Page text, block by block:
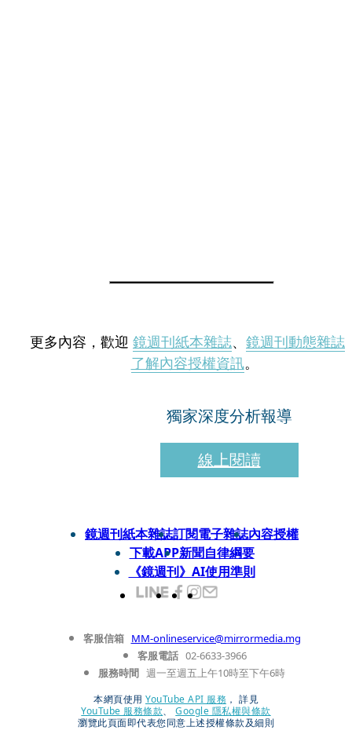
更多內容，歡迎 鏡週刊紙本雜誌、 鏡週刊動態雜誌
了解內容授權資訊。
獨家深度分析報導
線上閱讀
鏡週刊紙本雜誌訂閱電子雜誌內容授權
下載APP新聞自律綱要
《鏡週刊》AI使用準則
客服信箱 MM-onlineservice@mirrormedia.mg
客服電話 02-6633-3966
服務時間 週一至週五上午10時至下午6時
本網頁使用 YouTube API 服務 ， 詳見
YouTube 服務條款、
Google 隱私權與條款
瀏覽此頁面即代表您同意上述授權條款及細則